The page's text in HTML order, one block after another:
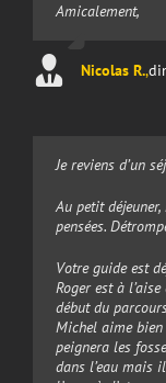
Amicalement,
Nicolas R.,
Je reviens d’un
Au petit
pensées.
Votre guide est
Roger est à
début du
Michel aime
peignera les
dans l’eau mais